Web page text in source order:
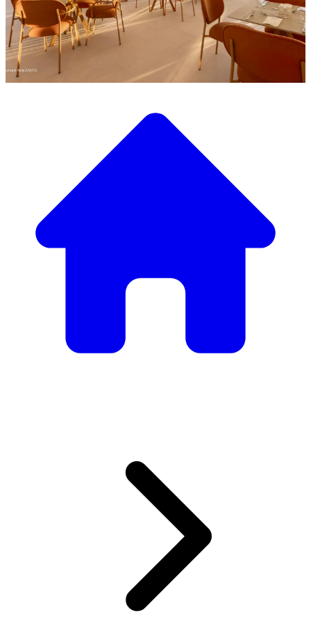
Descubre nuestra amplia selección de mobiliario de diseño
Nuestro Catálogo de
Mobiliario
lujo, tenemos todo lo necesario para crear el ambiente